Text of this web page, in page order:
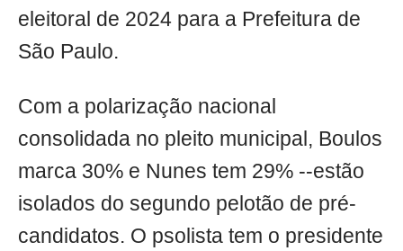
eleitoral de 2024 para a Prefeitura de
São Paulo.
Com a polarização nacional
consolidada no pleito municipal, Boulos
marca 30% e Nunes tem 29% --estão
isolados do segundo pelotão de pré-
candidatos. O psolista tem o presidente